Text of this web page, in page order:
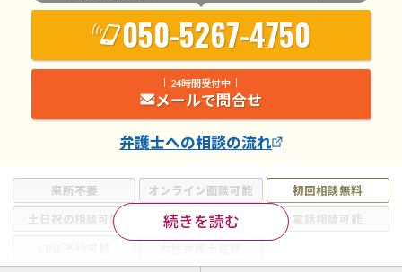
来所不要 オンライン面談可能
初回相談無料
土日祝の相談可能
19時以降電話可能
電話相談可能
続きを読む
050-5267-4750
24時間受付中
メールで問合せ
弁護士への相談の流れ